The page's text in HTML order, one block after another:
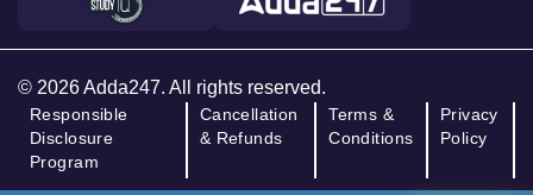
© 2026 Adda247. All rights reserved.
Responsible
Disclosure
Program
Cancellation
& Refunds
Terms &
Conditions
Privacy
Policy